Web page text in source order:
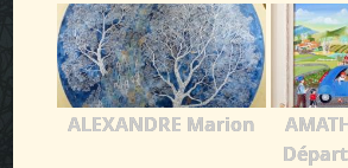
ALEXANDRE Marion